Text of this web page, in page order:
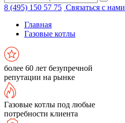
8 (495) 150 57 75 Связаться с нами
Главная
Газовые котлы
более 60 лет безупречной
репутации на рынке
Газовые котлы под любые
потребности клиента